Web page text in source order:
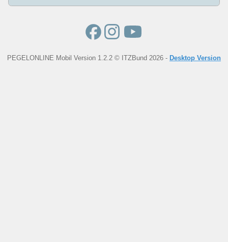
PEGELONLINE Mobil Version 1.2.2 © ITZBund 2026 - Desktop Version